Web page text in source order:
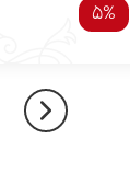
5%